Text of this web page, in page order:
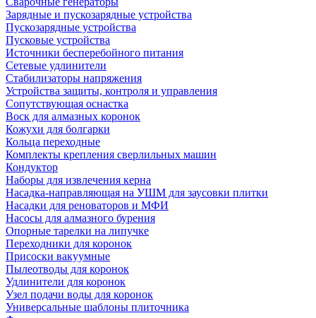
Зарядные и пускозарядные устройства
Пускозарядные устройства
Пусковые устройства
Источники бесперебойного питания
Сетевые удлинители
Стабилизаторы напряжения
Устройства защиты, контроля и управления
Сопутствующая оснастка
Воск для алмазных коронок
Кожухи для болгарки
Кольца переходные
Комплекты крепления сверлильных машин
Кондуктор
Наборы для извлечения керна
Насадка-направляющая на УШМ для заусовки плитки
Насадки для реноваторов и МФИ
Насосы для алмазного бурения
Опорные тарелки на липучке
Переходники для коронок
Присоски вакуумные
Пылеотводы для коронок
Удлинители для коронок
Узел подачи воды для коронок
Универсальные шаблоны плиточника